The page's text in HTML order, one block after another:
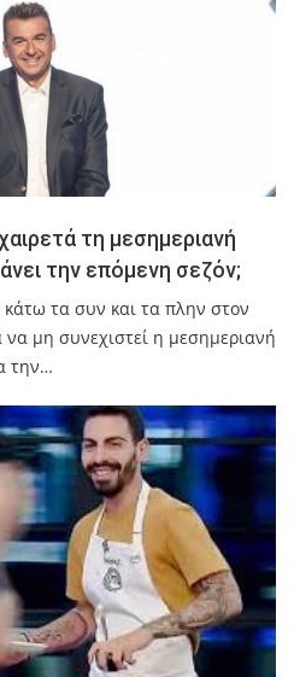
τη μεσημεριανή
την επόμενη σεζόν;
τα συν και τα πλην στον
μη συνεχιστεί η μεσημεριανή
την…